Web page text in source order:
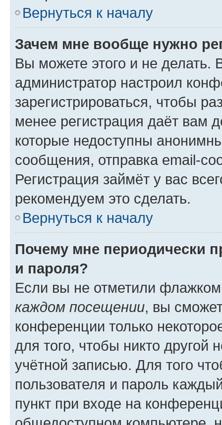
Вернуться к началу
Зачем мне вообще нужно
Вы можете этого и не делать.
администратор настроил
зарегистрироваться, чтобы
менее регистрация даёт вам
которые недоступны
сообщения, отправка email-
Регистрация займёт у вас
рекомендуем это сделать.
Вернуться к началу
Почему мне периодически
и пароля?
Если вы не отметили
каждом посещении, вы
конференции только
для того, чтобы никто другой
учётной записью. Для того
пользователя и пароль
пункт при входе на